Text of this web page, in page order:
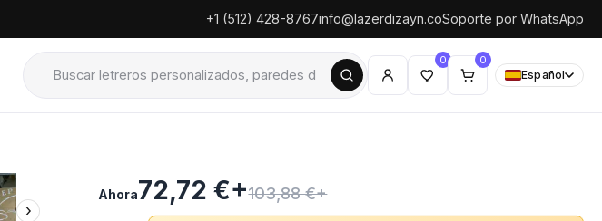
+1 (512) 428-8767info@lazerdizayn.coSoporte por WhatsApp
0 0
Español
›
›
Ahora72,72 €+103,88 €+